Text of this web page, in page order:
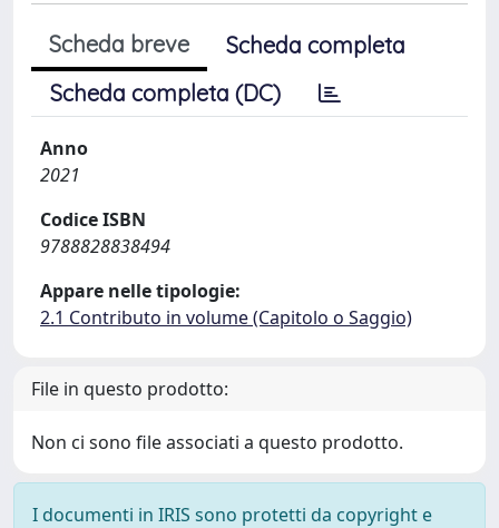
Scheda breve
Scheda completa
Scheda completa (DC)
Anno
2021
Codice ISBN
9788828838494
Appare nelle tipologie:
2.1 Contributo in volume (Capitolo o Saggio)
File in questo prodotto:
Non ci sono file associati a questo prodotto.
I documenti in IRIS sono protetti da copyright e